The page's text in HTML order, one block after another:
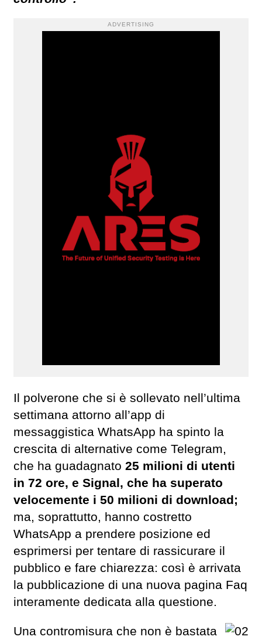
ADVERTISING
Il polverone che si è sollevato nell’ultima
settimana attorno all’app di
messaggistica WhatsApp ha spinto la
crescita di alternative come Telegram,
che ha guadagnato 25 milioni di utenti
in 72 ore, e Signal, che ha superato
velocemente i 50 milioni di download;
ma, soprattutto, hanno costretto
WhatsApp a prendere posizione ed
esprimersi per tentare di rassicurare il
pubblico e fare chiarezza: così è arrivata
la pubblicazione di una nuova pagina Faq
interamente dedicata alla questione.
Una contromisura che non è bastata